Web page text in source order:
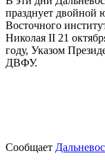
празднует двойной
Восточного
Николая II 21
году, Указом
ДВФУ.
Сообщает